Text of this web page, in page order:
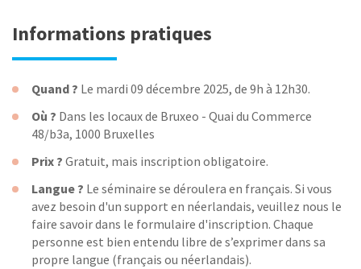
Informations pratiques
Quand ? Le mardi 09 décembre 2025, de 9h à 12h30.
Où ? Dans les locaux de Bruxeo - Quai du Commerce
48/b3a, 1000 Bruxelles
Prix ? Gratuit, mais inscription obligatoire.
Langue ? Le séminaire se déroulera en français. Si vous
avez besoin d'un support en néerlandais, veuillez nous le
faire savoir dans le formulaire d'inscription. Chaque
personne est bien entendu libre de s’exprimer dans sa
propre langue (français ou néerlandais).